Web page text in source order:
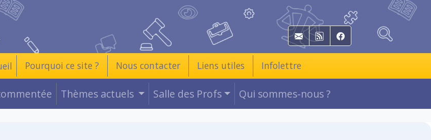
E-mail RSS Facebook
Pourquoi ce site ? Nous contacter Liens utiles Infolettre
Thèmes actuels Salle des Profs Qui sommes-nous ?